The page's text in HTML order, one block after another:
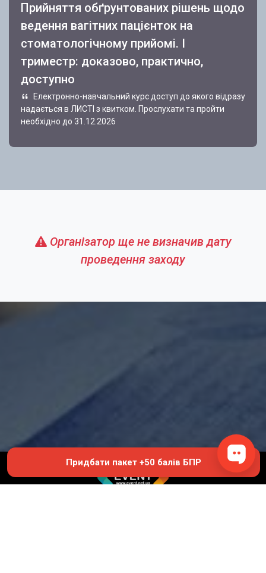
Прийняття обґрунтованих рішень щодо
ведення вагітних пацієнток на
стоматологічному прийомі. І
триместр: доказово, практично,
доступно
Електронно-навчальний курс доступ до якого відразу
надається в ЛИСТІ з квитком. Прослухати та пройти
необхідно до 31.12.2026
Організатор ще не визначив дату
проведення заходу
Придбати пакет +50 балів БПР